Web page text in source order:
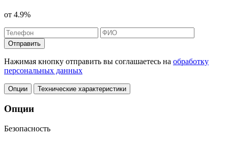
от 4.9%
Отправить
Нажимая кнопку отправить вы соглашаетесь на обработку
персональных данных
Опции Технические характеристики
Опции
Безопасность